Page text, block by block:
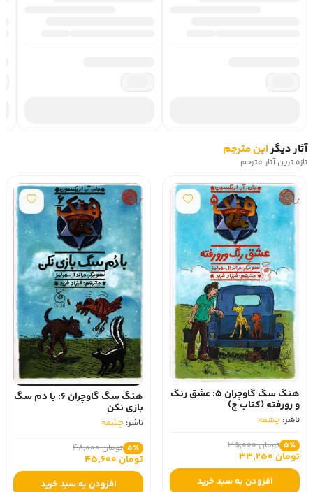
آثار دیگراین مترجم
تازه ترین آثار مترجم
هنگ سگ گاوچران 5: عشق رنگ
و رورفته (کتاب چ)
ناشر: چشمه
5٪ تومان 35,000
تومان 33,250
افزودن به سبد خرید
هنگ سگ گاوچران 6: با دم سگ
بازی نکن
ناشر: چشمه
5٪ تومان 48,000
تومان 45,600
افزودن به سبد خرید